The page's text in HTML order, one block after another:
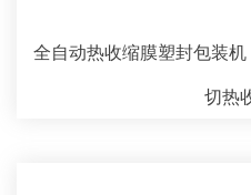
全自动热收缩膜塑封包装
切热